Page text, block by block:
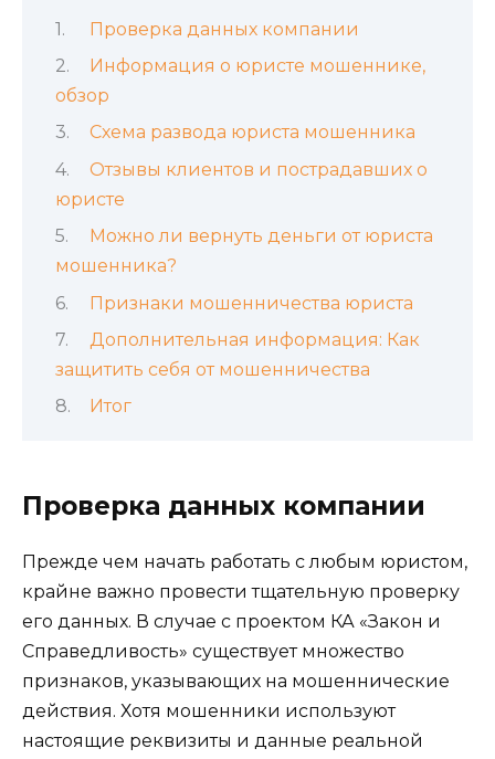
Проверка данных компании
Информация о юристе мошеннике,
обзор
Схема развода юриста мошенника
Отзывы клиентов и пострадавших о
юристе
Можно ли вернуть деньги от юриста
мошенника?
Признаки мошенничества юриста
Дополнительная информация: Как
защитить себя от мошенничества
Итог
Проверка данных компании
Прежде чем начать работать с любым юристом,
крайне важно провести тщательную проверку
его данных. В случае с проектом КА «Закон и
Справедливость» существует множество
признаков, указывающих на мошеннические
действия. Хотя мошенники используют
настоящие реквизиты и данные реальной